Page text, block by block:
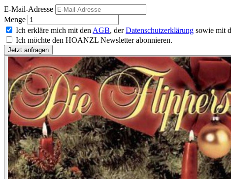
E-Mail-Adresse
Menge
Ich erkläre mich mit den AGB, derDatenschutzerklärung sowie mit
Ich möchte den HOANZL Newsletter abonnieren.